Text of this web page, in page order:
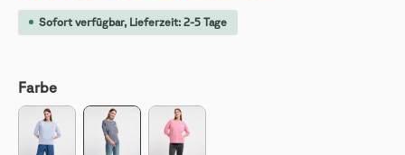
Sofort verfügbar, Lieferzeit: 2-5 Tage
Farbe